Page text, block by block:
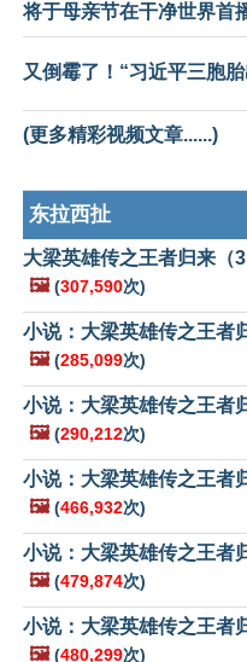
将于母亲节在干净世界首
又倒霉了！“习近平三胞
(更多精彩视频文章......)
东拉西扯
大梁英雄传之王者归来（
🖼️ (307,590次)
小说：大梁英雄传之王者
🖼️ (285,099次)
小说：大梁英雄传之王者
🖼️ (290,212次)
小说：大梁英雄传之王者
🖼️ (466,932次)
小说：大梁英雄传之王者
🖼️ (479,874次)
小说：大梁英雄传之王者
🖼️ (480,299次)